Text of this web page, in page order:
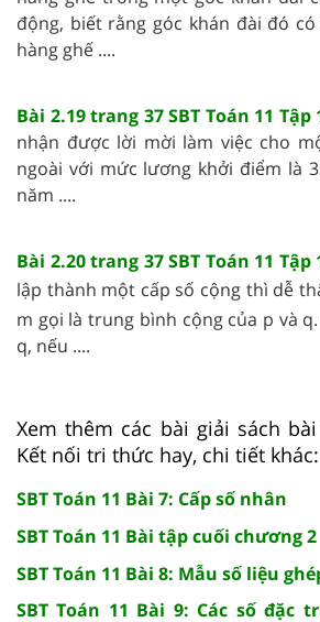
động, biết rằng góc khán đài đó
hàng ghế ....
Bài 2.19 trang 37 SBT Toán 11 Tập
nhận được lời mời làm việc cho
ngoài với mức lương khởi điểm là
năm ....
Bài 2.20 trang 37 SBT Toán 11 Tập
lập thành một cấp số cộng thì dễ
m gọi là trung bình cộng của p và
q, nếu ....
Xem thêm các bài giải sách
Kết nối tri thức hay, chi tiết khác:
SBT Toán 11 Bài 7: Cấp số nhân
SBT Toán 11 Bài tập cuối chương 2
SBT Toán 11 Bài 8: Mẫu số liệu
SBT Toán 11 Bài 9: Các số đặc